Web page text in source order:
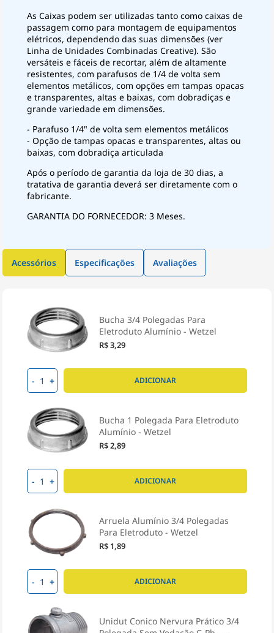
As Caixas podem ser utilizadas tanto como caixas de
passagem como para montagem de equipamentos
elétricos, dependendo das suas dimensões (ver
Linha de Unidades Combinadas Creative). São
versáteis e fáceis de recortar, além de altamente
resistentes, com parafusos de 1/4 de volta sem
elementos metálicos, com opções em tampas opacas
e transparentes, altas e baixas, com dobradiças e
grande variedade em dimensões.
- Parafuso 1/4" de volta sem elementos metálicos
- Opção de tampas opacas e transparentes, altas ou
baixas, com dobradiça articulada
Após o período de garantia da loja de 30 dias, a
tratativa de garantia deverá ser diretamente com o
fabricante.
GARANTIA DO FORNECEDOR: 3 Meses.
Acessórios Especificações Avaliações
Bucha 3/4 Polegadas Para
Eletroduto Alumínio - Wetzel
R$ 3,29
- + ADICIONAR
Bucha 1 Polegada Para Eletroduto
Alumínio - Wetzel
R$ 2,89
- + ADICIONAR
Arruela Alumínio 3/4 Polegadas
Para Eletroduto - Wetzel
R$ 1,89
- + ADICIONAR
Unidut Conico Nervura Prático 3/4